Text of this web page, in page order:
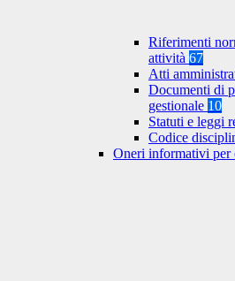
Riferimenti
attività 67
Atti
Documenti di
gestionale 10
Statuti e leggi
Codice
Oneri informativi per